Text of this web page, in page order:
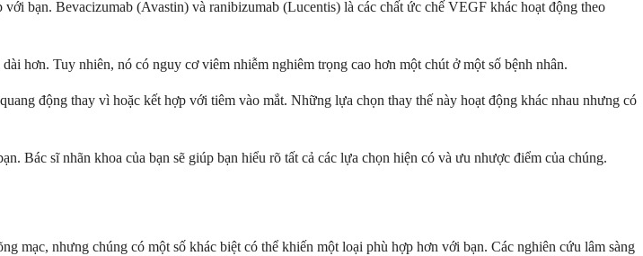
bạn. Bevacizumab (Avastin) và ranibizumab (Lucentis) là các chất ức chế VEGF khác hoạt động theo
hơn. Tuy nhiên, nó có nguy cơ viêm nhiễm nghiêm trọng cao hơn một chút ở một số bệnh nhân.
động thay vì hoặc kết hợp với tiêm vào mắt. Những lựa chọn thay thế này hoạt động khác nhau nhưng có
Bác sĩ nhãn khoa của bạn sẽ giúp bạn hiểu rõ tất cả các lựa chọn hiện có và ưu nhược điểm của chúng.
mạc, nhưng chúng có một số khác biệt có thể khiến một loại phù hợp hơn với bạn. Các nghiên cứu lâm sàng